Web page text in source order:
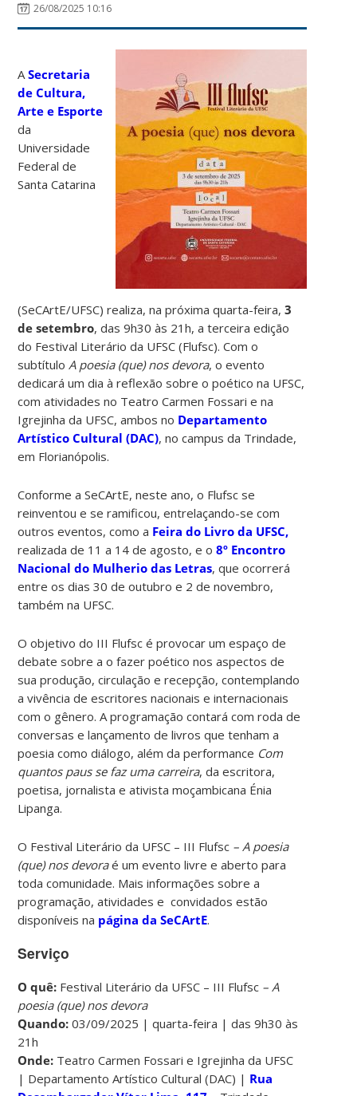
26/08/2025 10:16
ASecretaria
de Cultura,
Arte e Esporte
da
Universidade
Federal de
Santa Catarina
(SeCArtE/UFSC) realiza, na próxima quarta-feira,3
de setembro, das 9h30 às 21h, a terceira edição
do Festival Literário da UFSC (Flufsc). Com o
subtítulo A poesia (que) nos devora, o evento
dedicará um dia à reflexão sobre o poético na UFSC,
com atividades no Teatro Carmen Fossari e na
Igrejinha da UFSC, ambos no Departamento
Artístico Cultural (DAC), no campus da Trindade,
em Florianópolis.
Conforme a SeCArtE, neste ano, o Flufsc se
reinventou e se ramificou, entrelaçando-se com
outros eventos, como a Feira do Livro da UFSC,
realizada de 11 a 14 de agosto, e o8º Encontro
Nacional do Mulherio das Letras, que ocorrerá
entre os dias 30 de outubro e 2 de novembro,
também na UFSC.
O objetivo do III Flufsc é provocar um espaço de
debate sobre a o fazer poético nos aspectos de
sua produção, circulação e recepção, contemplando
a vivência de escritores nacionais e internacionais
com o gênero.A programação contará com roda de
conversas e lançamento de livros que tenham a
poesia como diálogo, além da performance Com
quantos paus se faz uma carreira, da escritora,
poetisa, jornalista e ativista moçambicana Énia
Lipanga.
O Festival Literário da UFSC – III Flufsc – A poesia
(que) nos devoraé um evento livre e aberto para
toda comunidade. Mais informações sobre a
programação, atividades e convidados estão
disponíveis na página da SeCArtE.
Serviço
O quê: Festival Literário da UFSC – III Flufsc – A
poesia (que) nos devora
Quando: 03/09/2025 | quarta-feira | das 9h30 às
21h
Onde: Teatro Carmen Fossari e Igrejinha da UFSC
| Departamento Artístico Cultural (DAC) | Rua